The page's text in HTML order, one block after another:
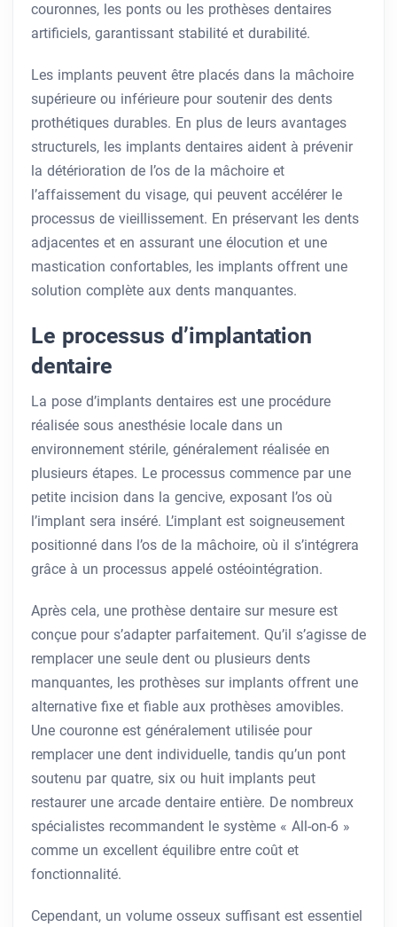
couronnes, les ponts ou les prothèses dentaires
artificiels, garantissant stabilité et durabilité.
Les implants peuvent être placés dans la mâchoire
supérieure ou inférieure pour soutenir des dents
prothétiques durables. En plus de leurs avantages
structurels, les implants dentaires aident à prévenir
la détérioration de l’os de la mâchoire et
l’affaissement du visage, qui peuvent accélérer le
processus de vieillissement. En préservant les dents
adjacentes et en assurant une élocution et une
mastication confortables, les implants offrent une
solution complète aux dents manquantes.
Le processus d’implantation
dentaire
La pose d’implants dentaires est une procédure
réalisée sous anesthésie locale dans un
environnement stérile, généralement réalisée en
plusieurs étapes. Le processus commence par une
petite incision dans la gencive, exposant l’os où
l’implant sera inséré. L’implant est soigneusement
positionné dans l’os de la mâchoire, où il s’intégrera
grâce à un processus appelé ostéointégration.
Après cela, une prothèse dentaire sur mesure est
conçue pour s’adapter parfaitement. Qu’il s’agisse de
remplacer une seule dent ou plusieurs dents
manquantes, les prothèses sur implants offrent une
alternative fixe et fiable aux prothèses amovibles.
Une couronne est généralement utilisée pour
remplacer une dent individuelle, tandis qu’un pont
soutenu par quatre, six ou huit implants peut
restaurer une arcade dentaire entière. De nombreux
spécialistes recommandent le système « All-on-6 »
comme un excellent équilibre entre coût et
fonctionnalité.
Cependant, un volume osseux suffisant est essentiel